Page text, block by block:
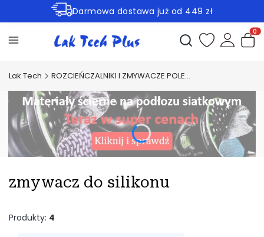
Darmowa dostawa już od 449 zł
Rabaty -30% na wybrane produkty
Otwórz
Lak Tech ROZCIEŃCZALNIKI I ZMYWACZE POLERSKIE
zmywacz do silikonu
Produkty: 4